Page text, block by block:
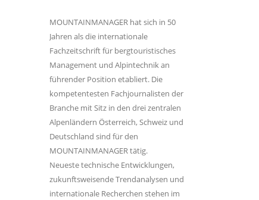
MOUNTAINMANAGER hat sich in 50
Jahren als die internationale
Fachzeitschrift für bergtouristisches
Management und Alpintechnik an
führender Position etabliert. Die
kompetentesten Fachjournalisten der
Branche mit Sitz in den drei zentralen
Alpenländern Österreich, Schweiz und
Deutschland sind für den
MOUNTAINMANAGER tätig.
Neueste technische Entwicklungen,
zukunftsweisende Trendanalysen und
internationale Recherchen stehen im